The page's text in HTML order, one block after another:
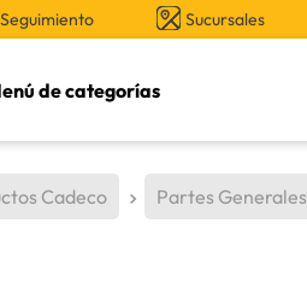
Seguimiento Sucursales
de categorías
Cadeco Partes Generales
MÁS BUSCADOS